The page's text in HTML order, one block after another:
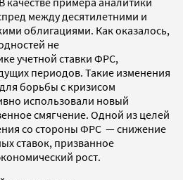
между десятилетними и
облигациями. Как оказалось,
не
учетной ставки ФРС,
периодов. Такие изменения
борьбы с кризисом
использовали новый
смягчение. Одной из целей
со стороны ФРС — снижение
ставок, призванное
рост.